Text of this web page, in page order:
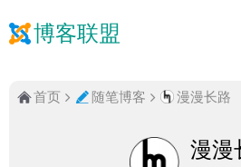
博客联盟
首页 随笔博客 漫漫长路
漫漫